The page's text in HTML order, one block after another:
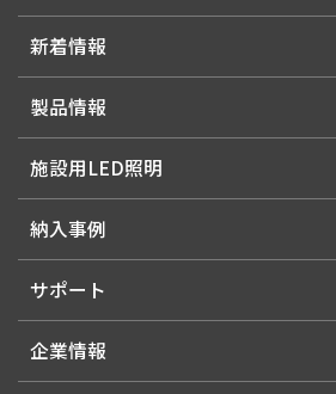
新着情報
製品情報
施設用LED照明
納入事例
サポート
企業情報